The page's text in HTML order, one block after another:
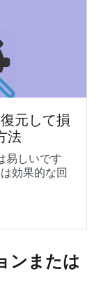
元して損
法
易しいです
効果的な回
ンまたは